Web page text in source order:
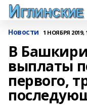
Новости 1 НОЯБРЯ 2019,
В
выплаты
первого,